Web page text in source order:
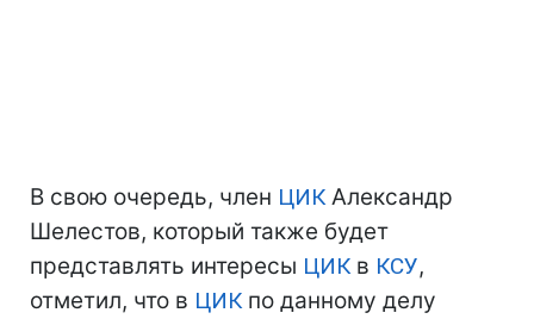
В свою очередь, член ЦИКАлександр
Шелестов, который также будет
представлять интересы ЦИКв КСУ,
отметил, что в ЦИКпо данному делу